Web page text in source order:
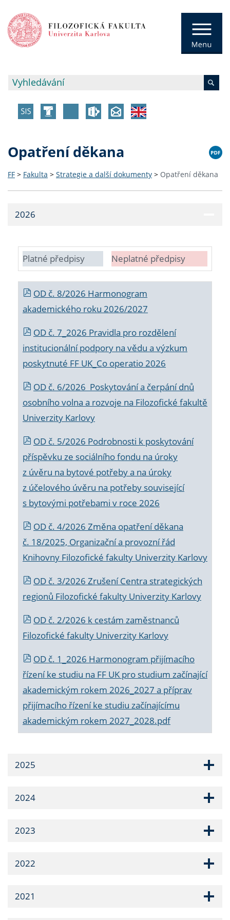
Opatření děkana
FF > Fakulta > Strategie a další dokumenty > Opatření děkana
2026
Platné předpisy Neplatné předpisy
OD č. 8/2026 Harmonogram
akademického roku 2026/2027
OD č. 7_2026 Pravidla pro rozdělení
institucionální podpory na vědu a výzkum
poskytnuté FF UK_Co operatio 2026
OD č. 6/2026 Poskytování a čerpání dnů
osobního volna a rozvoje na Filozofické fakultě
Univerzity Karlovy
OD č. 5/2026 Podrobnosti k poskytování
příspěvku ze sociálního fondu na úroky
z úvěru na bytové potřeby a na úroky
z účelového úvěru na potřeby související
s bytovými potřebami v roce 2026
OD č. 4/2026 Změna opatření děkana
č. 18/2025, Organizační a provozní řád
Knihovny Filozofické fakulty Univerzity Karlovy
OD č. 3/2026 Zrušení Centra strategických
regionů Filozofické fakulty Univerzity Karlovy
OD č. 2/2026 k cestám zaměstnanců
Filozofické fakulty Univerzity Karlovy
OD č. 1_2026 Harmonogram přijímacího
řízení ke studiu na FF UK pro studium začínající
akademickým rokem 2026_2027 a příprav
přijímacího řízení ke studiu začínajícímu
akademickým rokem 2027_2028.pdf
2025
2024
2023
2022
2021